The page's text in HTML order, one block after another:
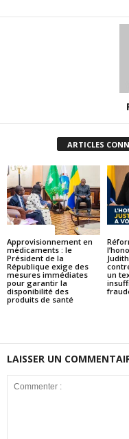
ARTICLES
Approvisionnement en
médicaments : le
Président de la
République exige des
mesures immédiates
pour garantir la
disponibilité des
produits de santé
un
LAISSER UN